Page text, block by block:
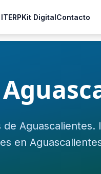
ERPKit DigitalContacto
Aguascalientes.
en